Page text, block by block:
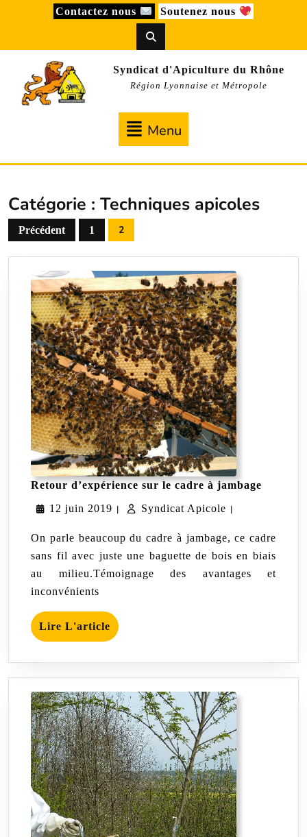
Contactez nous Soutenez nous
Syndicat d'Apiculture du Rhône
Région Lyonnaise et Métropole
Menu
Catégorie : Techniques apicoles
Pagination
des
publications
Précédent 1 2
Retour d’expérience sur le cadre à jambage
cadre
jambage
12 juin 2019 12
| Syndicat Apicole Syndicat
|
On parle beaucoup du cadre à jambage, ce cadre
sans fil avec juste une baguette de bois en biais
au milieu.Témoignage des avantages et
inconvénients
Lire L'article Lire
L'article